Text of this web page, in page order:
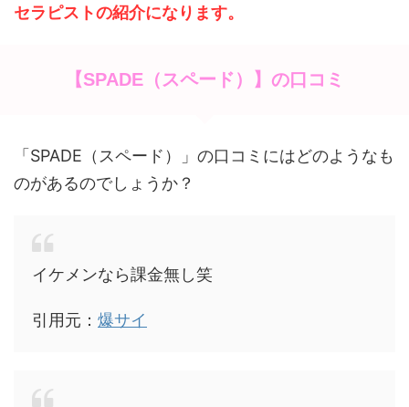
セラピストの紹介になります。
【SPADE（スペード）】の口コミ
「SPADE（スペード）」の口コミにはどのようなも
のがあるのでしょうか？
イケメンなら課金無し笑
引用元： 爆サイ